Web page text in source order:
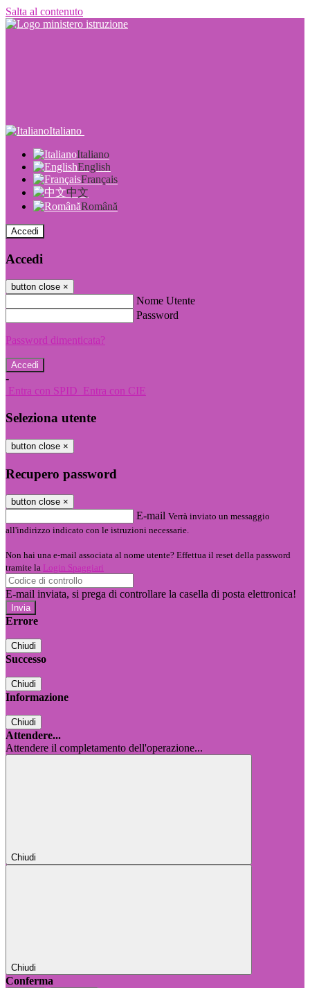
Salta al contenuto
Italiano
Italiano
English
Français
中文
Română
Accedi
Accedi
button close ×
Nome Utente
Password
Password dimenticata?
-
Entra con SPID Entra con CIE
Seleziona utente
button close ×
Recupero password
button close ×
E-mail Verrà inviato un messaggio
all'indirizzo indicato con le istruzioni necessarie.
Non hai una e-mail associata al nome utente? Effettua il reset della password
tramite la Login Spaggiari
E-mail inviata, si prega di controllare la casella di posta elettronica!
Errore
Chiudi
Successo
Chiudi
Informazione
Chiudi
Attendere...
Attendere il completamento dell'operazione...
Chiudi
Chiudi
Conferma